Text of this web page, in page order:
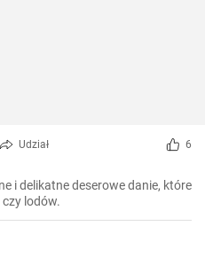
Udział 6
i delikatne deserowe danie, które
lodów.